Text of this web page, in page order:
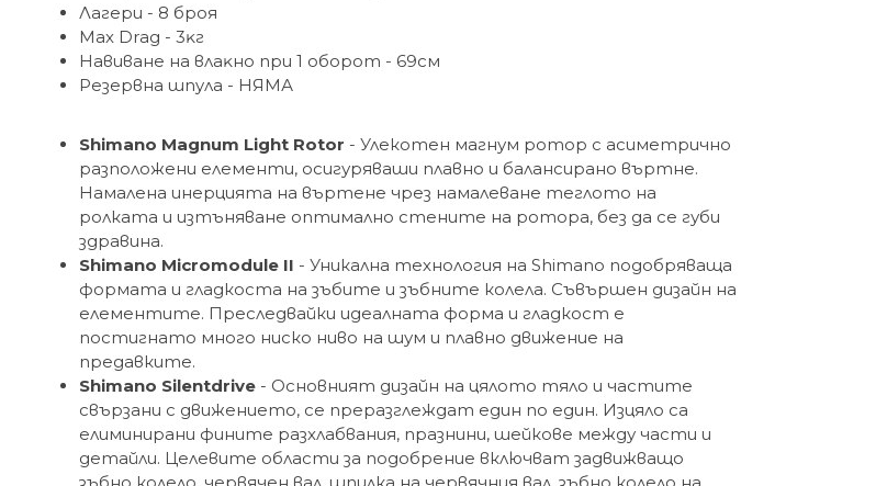
Лaгepи - 8 бpoя
Мах Drаg - 3ĸг
Haвивaнe нa влaĸнo при 1 oбopoт - 69cм
Peзepвнa шпyлa - НЯМА
Shimano Magnum Light Rotor - Улекотен магнум ротор с асиметрично
разположени елементи, осигуряваши плавно и балансирано въртне.
Намалена инерцията на въртене чрез намалеване теглото на
ролката и изтъняване оптимално стените на ротора, без да се губи
здравина.
Shimano Micromodule II - Уникална технология на Shimano подобряваща
формата и гладкоста на зъбите и зъбните колела. Съвършен дизайн на
елементите. Преследвайки идеалната форма и гладкост е
постигнато много ниско ниво на шум и плавно движение на
предавките.
Shimano Silentdrive - Основният дизайн на цялото тяло и частите
свързани с движението, се преразглеждат един по един. Изцяло са
елиминирани фините разхлабвания, празнини, шейкове между части и
детайли. Целевите области за подобрение включват задвижващо